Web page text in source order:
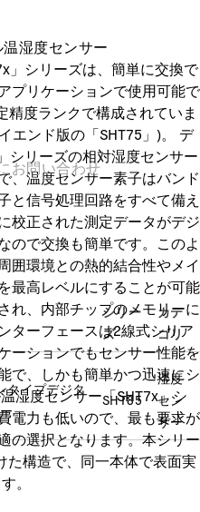
湿度センサー
」シリーズは、簡単に交換で
プリケーションで使用可能で
度ランクで構成されていま
エンド版の「SHT75」)。 デ
シリーズの相対湿度センサー
、温度センサー素子はバンド
と信号処理回路をすべて備え
校正された測定データがデジ
ので交換も簡単です。このよ
囲環境との熱的結合性やメイ
最高レベルにすることが可能
れ、内部チップのメモリーに
ターフェースは2線式シリア
ーションでもセンサー性能を
で、しかも簡単かつ迅速にシ
湿度センサー「SHT7x」シ
電力も低いので、最も要求が
の選択となります。本シリー
た構造で、同一本体で表面実
。
お問い合わせ
シリー
ズ
カテ
ゴリ
タイプデジタ
SHT85
湿度
セン
サー